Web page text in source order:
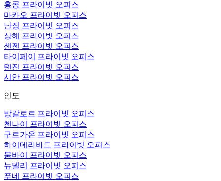
홍콩 프라이빗 오피스
마카오 프라이빗 오피스
난징 프라이빗 오피스
상해 프라이빗 오피스
센젠 프라이빗 오피스
타이페이 프라이빗 오피스
톈진 프라이빗 오피스
시안 프라이빗 오피스
인도
방갈로르 프라이빗 오피스
첸나이 프라이빗 오피스
구르가온 프라이빗 오피스
하이데라바드 프라이빗 오피스
뭄바이 프라이빗 오피스
뉴델리 프라이빗 오피스
푸네 프라이빗 오피스